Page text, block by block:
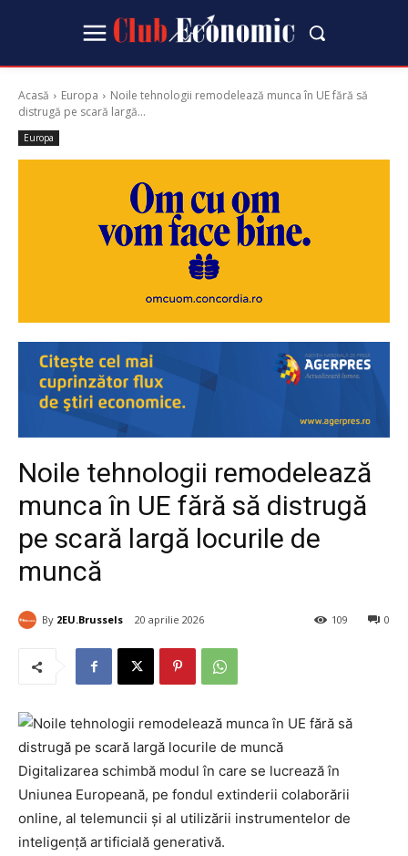
Acasă Europa
Noile tehnologii remodelează munca în UE fără să
distrugă pe scară largă...
Europa
Noile tehnologii remodelează
munca în UE fără să distrugă
pe scară largă locurile de
muncă
By 2EU.Brussels 20 aprilie 2026 0
109
Digitalizarea schimbă modul în care se lucrează în
Uniunea Europeană, pe fondul extinderii colaborării
online, al telemuncii și al utilizării instrumentelor de
inteligență artificială generativă.